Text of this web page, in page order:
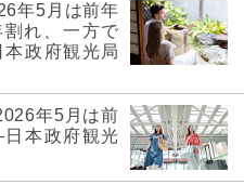
年5月は前年
れ、一方で
政府観光局
年5月は前
本政府観光